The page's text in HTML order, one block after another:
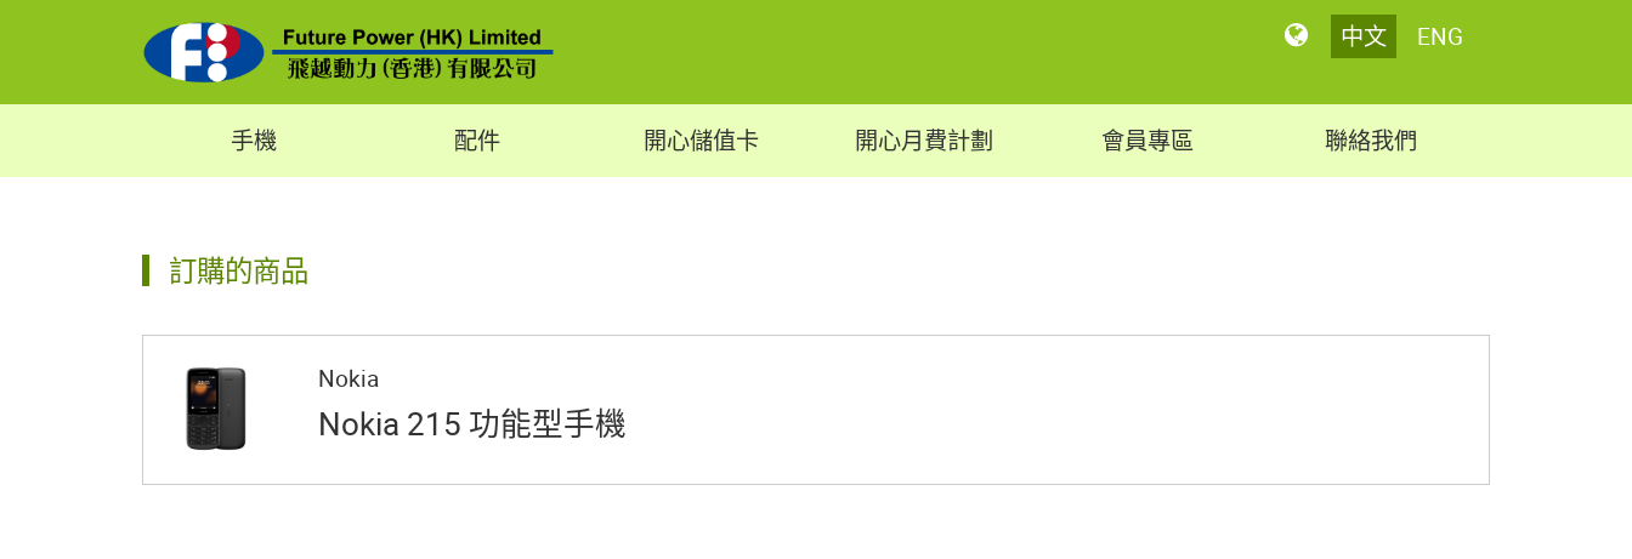
中文 ENG
手機 配件 開心儲值卡 開心月費計劃 會員專區 聯絡我們
訂購的商品
Nokia
Nokia 215 功能型手機